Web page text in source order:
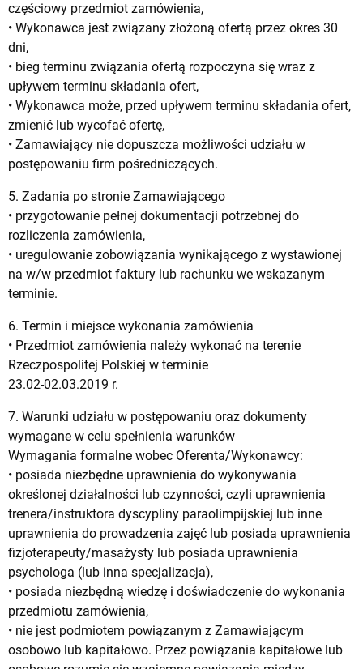
częściowy przedmiot zamówienia,
• Wykonawca jest związany złożoną ofertą przez okres 30
dni,
• bieg terminu związania ofertą rozpoczyna się wraz z
upływem terminu składania ofert,
• Wykonawca może, przed upływem terminu składania ofert,
zmienić lub wycofać ofertę,
• Zamawiający nie dopuszcza możliwości udziału w
postępowaniu firm pośredniczących.
5. Zadania po stronie Zamawiającego
• przygotowanie pełnej dokumentacji potrzebnej do
rozliczenia zamówienia,
• uregulowanie zobowiązania wynikającego z wystawionej
na w/w przedmiot faktury lub rachunku we wskazanym
terminie.
6. Termin i miejsce wykonania zamówienia
• Przedmiot zamówienia należy wykonać na terenie
Rzeczpospolitej Polskiej w terminie
23.02-02.03.2019 r.
7. Warunki udziału w postępowaniu oraz dokumenty
wymagane w celu spełnienia warunków
Wymagania formalne wobec Oferenta/Wykonawcy:
• posiada niezbędne uprawnienia do wykonywania
określonej działalności lub czynności, czyli uprawnienia
trenera/instruktora dyscypliny paraolimpijskiej lub inne
uprawnienia do prowadzenia zajęć lub posiada uprawnienia
fizjoterapeuty/masażysty lub posiada uprawnienia
psychologa (lub inna specjalizacja),
• posiada niezbędną wiedzę i doświadczenie do wykonania
przedmiotu zamówienia,
• nie jest podmiotem powiązanym z Zamawiającym
osobowo lub kapitałowo. Przez powiązania kapitałowe lub